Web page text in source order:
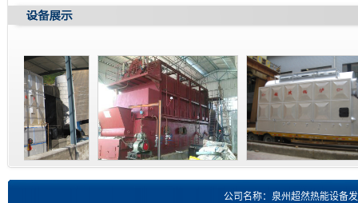
有机热载体炉 SZL系列组装链条燃煤蒸汽锅炉 DZL系列链条炉排燃煤蒸汽
公司名称：泉州超然热能设备